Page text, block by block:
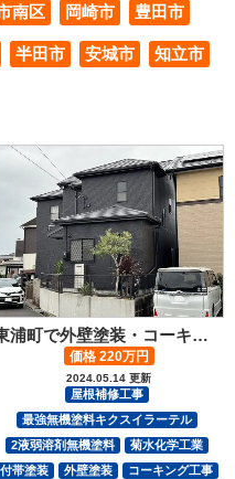
南区 岡崎市 豊田市
半田市 安城市 知立市
東浦町で外壁塗装・コーキング・屋根板金工事！ オールブラックの外壁がスタイリッシュ！
価格 220万円
2024.05.14 更新
屋根補修工事
最強無機塗料キクスイラーテル
2液弱溶剤無機塗料
菊水化学工業
付帯塗装
外壁塗装
コーキング工事